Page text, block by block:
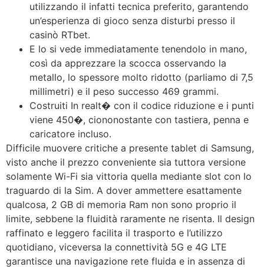
utilizzando il infatti tecnica preferito, garantendo
un’esperienza di gioco senza disturbi presso il
casinò RTbet.
E lo si vede immediatamente tenendolo in mano,
così da apprezzare la scocca osservando la
metallo, lo spessore molto ridotto (parliamo di 7,5
millimetri) e il peso successo 469 grammi.
Costruiti In realt� con il codice riduzione e i punti
viene 450�, ciononostante con tastiera, penna e
caricatore incluso.
Difficile muovere critiche a presente tablet di Samsung,
visto anche il prezzo conveniente sia tuttora versione
solamente Wi-Fi sia vittoria quella mediante slot con lo
traguardo di la Sim. A dover ammettere esattamente
qualcosa, 2 GB di memoria Ram non sono proprio il
limite, sebbene la fluidità raramente ne risenta. Il design
raffinato e leggero facilita il trasporto e l’utilizzo
quotidiano, viceversa la connettività 5G e 4G LTE
garantisce una navigazione rete fluida e in assenza di